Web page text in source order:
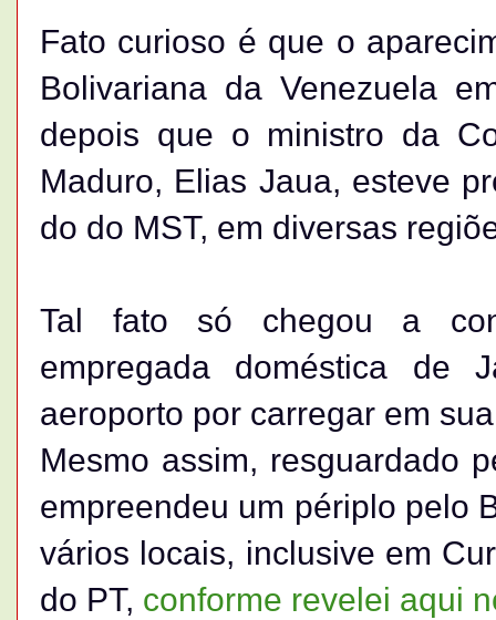
Fato curioso é que o
Bolivariana da Venezuela
depois que o ministro da
Maduro, Elias Jaua, esteve
do do MST, em diversas
Tal fato só chegou a
empregada doméstica de
aeroporto por carregar em
Mesmo assim, resguardado
empreendeu um périplo pelo
vários locais, inclusive em
do PT, conforme revelei aqui